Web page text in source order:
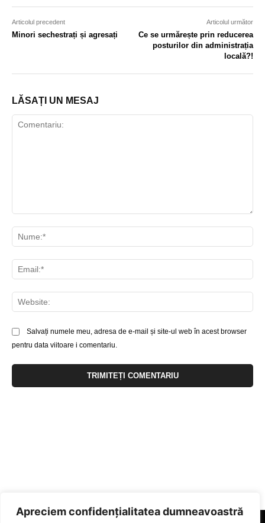
Apreciem confidențialitatea dumneavoastră
Articolul precedent
Minori sechestrați și agresați
Articolul următor
Ce se urmărește prin reducerea
posturilor din administrația
locală?!
LĂSAȚI UN MESAJ
Salvați numele meu, adresa de e-mail și site-ul web în acest browser
pentru data viitoare i comentariu.